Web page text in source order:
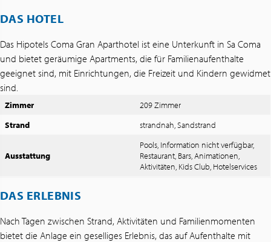
DAS HOTEL
Das Hipotels Coma Gran Aparthotel ist eine Unterkunft in Sa Coma
und bietet geräumige Apartments, die für Familienaufenthalte
geeignet sind, mit Einrichtungen, die Freizeit und Kindern gewidmet
sind.
Zimmer
209 Zimmer
Strand
strandnah, Sandstrand
Ausstattung
Pools, Information nicht verfügbar,
Restaurant, Bars, Animationen,
Aktivitäten, Kids Club, Hotelservices
DAS ERLEBNIS
Nach Tagen zwischen Strand, Aktivitäten und Familienmomenten
bietet die Anlage ein geselliges Erlebnis, das auf Aufenthalte mit